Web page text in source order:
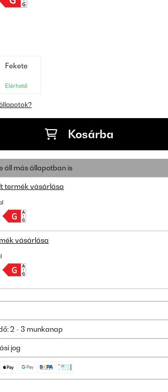
Fekete
Elérhető
Kosárba
áll más állapotban is
termék vásárlása
vásárlása
2 - 3 munkanap
jog